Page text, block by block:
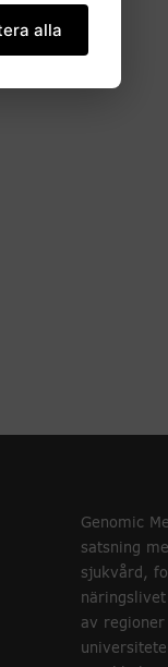
Genomic
satsning
sjukvård,
av
alla